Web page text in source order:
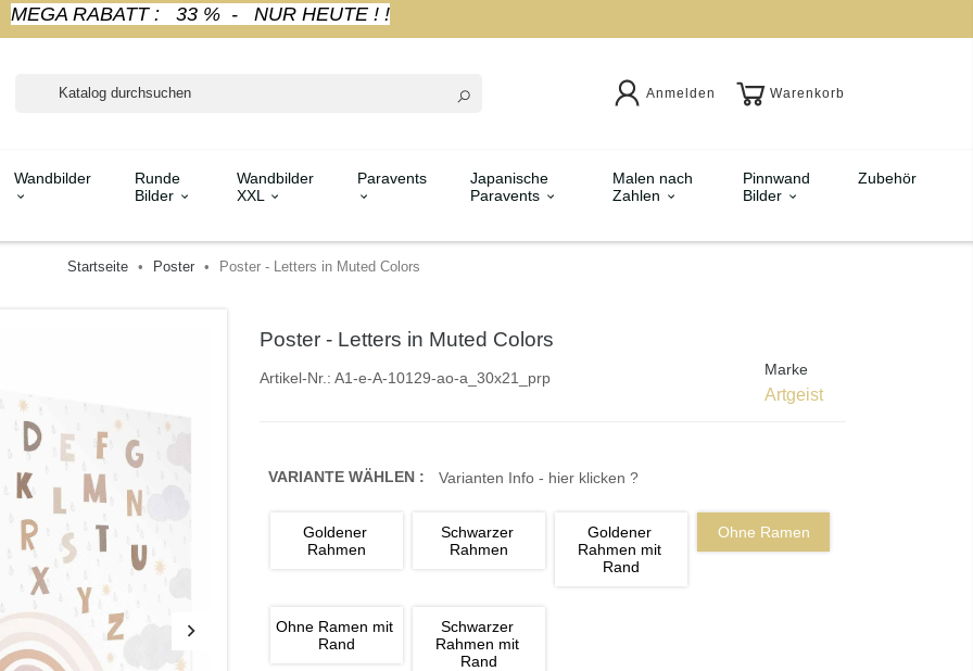
MEGA RABATT : 33 % - NUR HEUTE ! !
Anmelden Warenkorb
Wandbilder
Runde
Bilder
Wandbilder
XXL
Paravents
Japanische
Paravents
Malen nach
Zahlen
Pinnwand
Bilder
Zubehör
Startseite Poster Poster - Letters in Muted Colors
Poster - Letters in Muted Colors
Artikel-Nr.: A1-e-A-10129-ao-a_30x21_prp Marke
Artgeist
VARIANTE WÄHLEN : Varianten Info - hier klicken ?
Goldener
Rahmen
Schwarzer
Rahmen
Goldener
Rahmen mit
Rand
Ohne Ramen
Ohne Ramen mit
Rand
Schwarzer
Rahmen mit
Rand